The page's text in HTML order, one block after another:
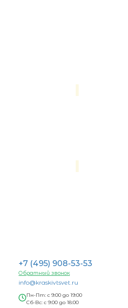
+7 (495) 908-53-53
Обратный звонок
info@kraskivtsvet.ru
Пн-Пт: с 9:00 до 19:00
Сб-Вс: с 9:00 до 18:00